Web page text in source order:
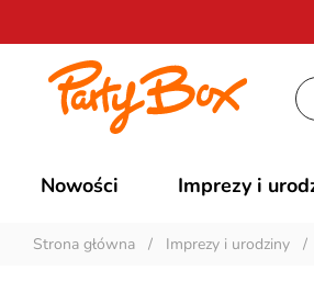
Nowości Imprezy i
Strona główna / Imprezy i urodziny /